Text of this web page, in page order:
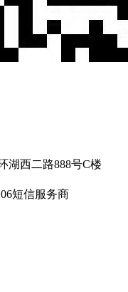
湖西二路888号C楼
短信服务商